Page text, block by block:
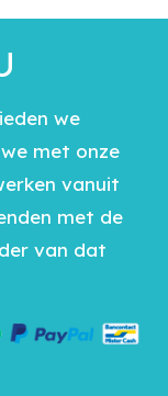
we
met onze
vanuit
met de
van dat